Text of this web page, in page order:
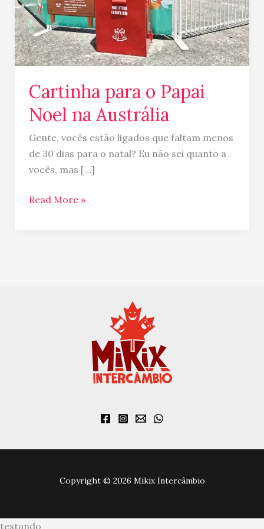
Cartinha para o Papai
Noel na Austrália
Gente, vocês estão ligados que faltam menos
de 30 dias para o natal? Eu não sei quanto a
vocês, mas […]
Read More »
Copyright © 2026 Mikix Intercâmbio
testando